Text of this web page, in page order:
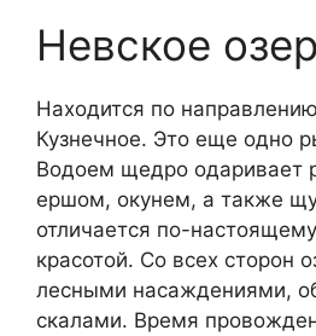
Невское
Находится по
Кузнечное. Это еще одно
Водоем щедро одаривает
ершом, окунем, а также
отличается по-
красотой. Со всех сторон
лесными насаждениями,
скалами. Время